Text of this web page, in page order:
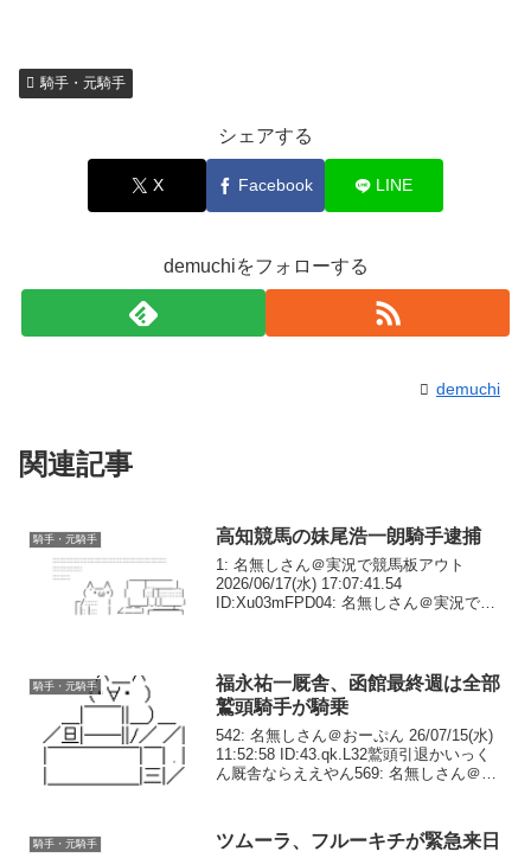
騎手・元騎手
シェアする
X Facebook LINE
demuchiをフォローする
demuchi
関連記事
騎手・元騎手 高知競馬の妹尾浩一朗騎手逮捕
1: 名無しさん＠実況で競馬板アウト
2026/06/17(水) 17:07:41.54
ID:Xu03mFPD04: 名無しさん＠実況で競
騎手・元騎手
福永祐一厩舎、函館最終週は全部
鷲頭騎手が騎乗
542: 名無しさん＠おーぷん 26/07/15(水)
11:52:58 ID:43.qk.L32鷲頭引退かいっく
ん厩舎ならええやん569: 名無しさん＠お
騎手・元騎手 ツムーラ、フルーキチが緊急来日